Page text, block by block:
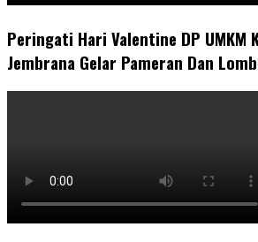
Peringati Hari Valentine DP UMKM
Jembrana Gelar Pameran Dan